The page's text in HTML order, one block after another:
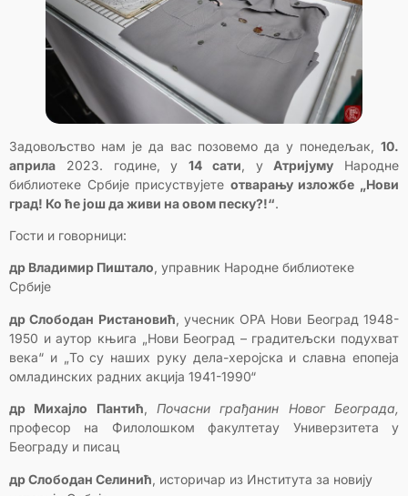
Задовољство нам је да вас позовемо да у понедељак, 10.
априла 2023. године, у 14 сати, уАтријуму Народне
библиотеке Србије присуствујете отварању изложбе „Нови
град! Ко ће још да живи на овом песку?!“.
Гости и говорници:
др Владимир Пиштало, управник Народне библиотеке
Србије
др Слободан Ристановић, учесник ОРА Нови Београд 1948-
1950 и аутор књига „Нови Београд – градитељски подухват
века“ и „То су наших руку дела-херојска и славна епопеја
омладинских радних акција 1941-1990“
др Михајло Пантић,Почасни грађанин Новог Београда,
професор на Филолошком факултетау Универзитета у
Београду и писац
др Слободан Селинић, историчар из Института за новију